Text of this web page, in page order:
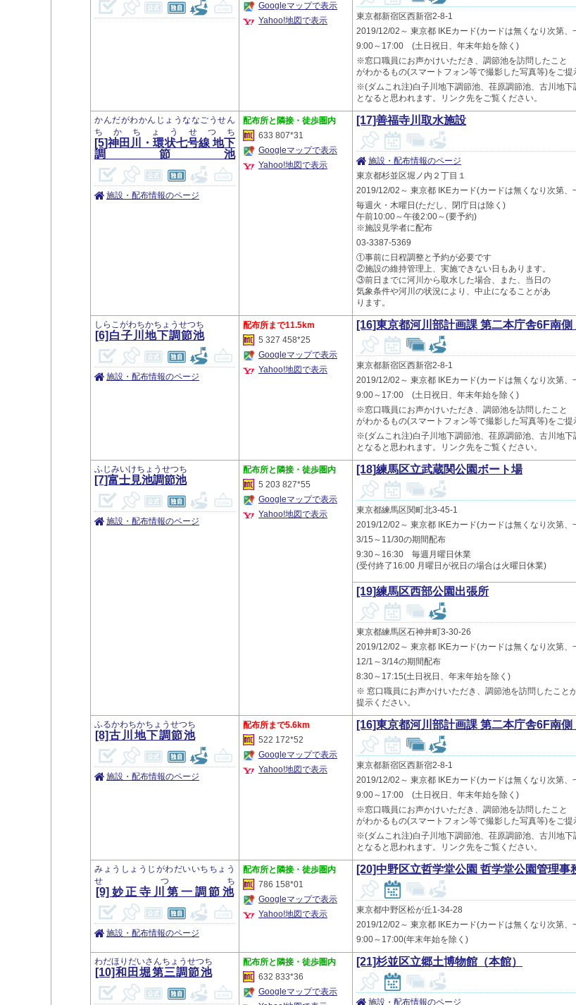
Googleマップで表示
Yahoo!地図で表示
東京都新宿区西新宿2-8-1
2019/12/02～ 東京都 IKEカード(カードは無くなり次第
9:00～17:00 (土日祝日、年末年始を除く)
※窓口職員にお声かけいただき、調節池を訪問したこと
がわかるもの(スマートフォン等で撮影した写真等)をご提
※(ダムこれ注)白子川地下調節池、荏原調節池、古川地
となると思われます。リンク先をご覧ください。
[5]神田川・環状七号線 地下
調節池
かんだがわかんじょうななごうせん
ちかちょうせつち
施設・配布情報のページ
隣接・徒歩圏内
633 807*31
Googleマップで表示
Yahoo!地図で表示
[17]善福寺川取水施設
施設・配布情報のページ
東京都杉並区堀ノ内２丁目１
2019/12/02～ 東京都 IKEカード(カードは無くなり次第
毎週火・木曜日(ただし、閉庁日は除く)
午前10:00～午後2:00～(要予約)
※施設見学者に配布
03-3387-5369
①事前に日程調整と予約が必要です
②施設の維持管理上、実施できない日もあります。
③前日までに河川から取水した場合、また、当日の
気象条件や河川の状況により、中止になることがあ
ります。
[6]白子川地下調節池
しらこがわちかちょうせつち
施設・配布情報のページ
11.5km
5 327 458*25
Googleマップで表示
Yahoo!地図で表示
[16]東京都河川部計画課 第二本庁舎6F南
東京都新宿区西新宿2-8-1
2019/12/02～ 東京都 IKEカード(カードは無くなり次第
9:00～17:00 (土日祝日、年末年始を除く)
※窓口職員にお声かけいただき、調節池を訪問したこと
がわかるもの(スマートフォン等で撮影した写真等)をご提
※(ダムこれ注)白子川地下調節池、荏原調節池、古川地
となると思われます。リンク先をご覧ください。
[7]富士見池調節池
ふじみいけちょうせつち
施設・配布情報のページ
隣接・徒歩圏内
5 203 827*55
Googleマップで表示
Yahoo!地図で表示
[18]練馬区立武蔵関公園ボート場
東京都練馬区関町北3-45-1
2019/12/02～ 東京都 IKEカード(カードは無くなり次第
3/15～11/30の期間配布
9:30～16:30 毎週月曜日休業
(受付終了16:00 月曜日が祝日の場合は火曜日休業)
[19]練馬区西部公園出張所
東京都練馬区石神井町3-30-26
2019/12/02～ 東京都 IKEカード(カードは無くなり次第
12/1～3/14の期間配布
8:30～17:15(土日祝日、年末年始を除く)
※ 窓口職員にお声かけいただき、調節池を訪問したこと
提示ください。
[8]古川地下調節池
ふるかわちかちょうせつち
施設・配布情報のページ
5.6km
522 172*52
Googleマップで表示
Yahoo!地図で表示
[16]東京都河川部計画課 第二本庁舎6F南
東京都新宿区西新宿2-8-1
2019/12/02～ 東京都 IKEカード(カードは無くなり次第
9:00～17:00 (土日祝日、年末年始を除く)
※窓口職員にお声かけいただき、調節池を訪問したこと
がわかるもの(スマートフォン等で撮影した写真等)をご提
※(ダムこれ注)白子川地下調節池、荏原調節池、古川地
となると思われます。リンク先をご覧ください。
[9]妙正寺川第一調節池
みょうしょうじがわだいいちちょう
せつち
施設・配布情報のページ
隣接・徒歩圏内
786 158*01
Googleマップで表示
Yahoo!地図で表示
[20]中野区立哲学堂公園 哲学堂公園管理事
東京都中野区松が丘1-34-28
2019/12/02～ 東京都 IKEカード(カードは無くなり次第
9:00～17:00(年末年始を除く)
[10]和田堀第三調節池
わだほりだいさんちょうせつち
隣接・徒歩圏内
632 833*36
Googleマップで表示
[21]杉並区立郷土博物館（本館）
施設・配布情報のページ